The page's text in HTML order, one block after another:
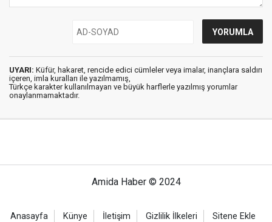
UYARI: Küfür, hakaret, rencide edici cümleler veya imalar, inançlara saldırı
içeren, imla kuralları ile yazılmamış,
Türkçe karakter kullanılmayan ve büyük harflerle yazılmış yorumlar
onaylanmamaktadır.
Amida Haber © 2024
Anasayfa Künye İletişim Gizlilik İlkeleri Sitene Ekle